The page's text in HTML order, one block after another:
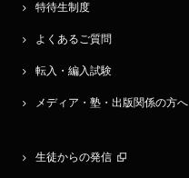
特待生制度
よくあるご質問
転入・編入試験
メディア・塾・出版関係の方へ
生徒からの発信